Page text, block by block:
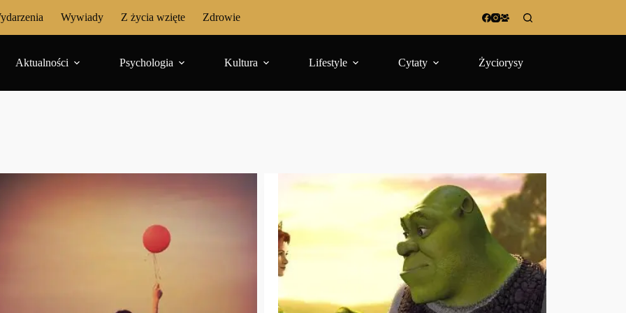
Wywiady Z życia wzięte Zdrowie
Aktualności Psychologia Kultura Lifestyle Cytaty Życiorysy